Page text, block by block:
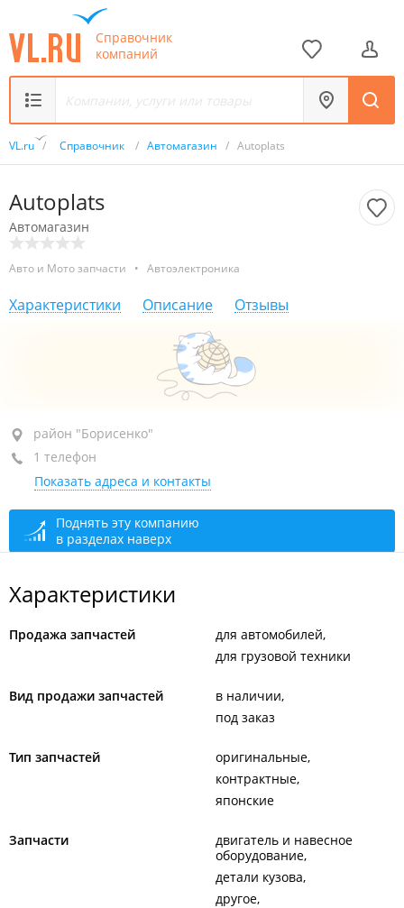
Справочник
компаний
VL.ru / Справочник / Автомагазин / Autoplats
Autoplats
Автомагазин
Авто и Мото запчасти • Автоэлектроника
Характеристики Описание Отзывы
район "Борисенко", ул. Часовитина, 9
+7 902 481-72-00
открыто: 10:00–18:00
район "Борисенко"
1 телефон
Показать адреса и контакты
Поднять эту компанию
в разделах наверх
Характеристики
Продажа запчастей
для автомобилей
для грузовой техники
Вид продажи запчастей
в наличии
под заказ
Тип запчастей
оригинальные
контрактные
японские
Запчасти
двигатель и навесное
оборудование
детали кузова
другое